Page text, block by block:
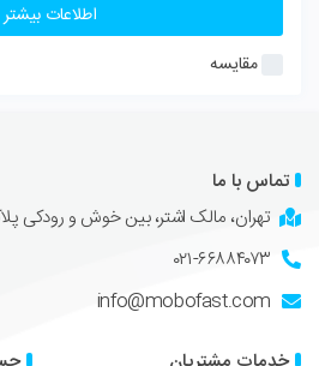
اطلاعات بیشتر
مقایسه
تماس با ما
تهران، مالک اشتر، بین خوش و رودکی پلاک
۰۲۱-۶۶۸۸۴۰۷۳
info@mobofast.com